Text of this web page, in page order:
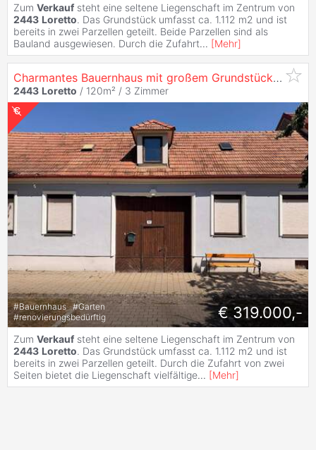
Zum Verkauf steht eine seltene Liegenschaft im Zentrum von
2443 Loretto. Das Grundstück umfasst ca. 1.112 m2 und ist
bereits in zwei Parzellen geteilt. Beide Parzellen sind als
Bauland ausgewiesen. Durch die Zufahrt... [Mehr]
Charmantes Bauernhaus mit großem Grundstück in zentraler Lage von
2443 Loretto / 120m² / 3 Zimmer
#Bauernhaus #Garten
#renovierungsbedürftig € 319.000,-
Zum Verkauf steht eine seltene Liegenschaft im Zentrum von
2443 Loretto. Das Grundstück umfasst ca. 1.112 m2 und ist
bereits in zwei Parzellen geteilt. Durch die Zufahrt von zwei
Seiten bietet die Liegenschaft vielfältige... [Mehr]